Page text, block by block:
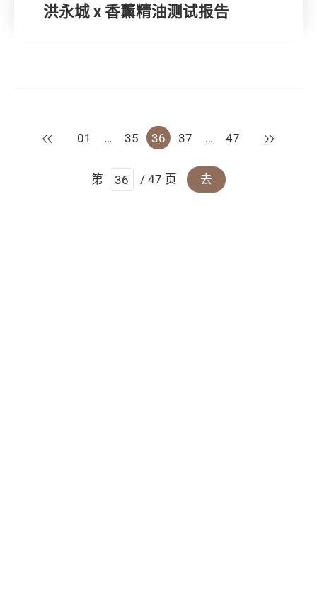
洪永城 x 香薰精油测试报告
上一页
01 … 35 36 37 … 47 下一页
第 / 47 页 去